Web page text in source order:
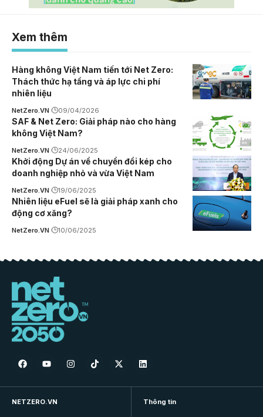
Xem thêm
Hàng không Việt Nam tiến tới Net Zero:
Thách thức hạ tầng và áp lực chi phí
nhiên liệu
NetZero.VN 09/04/2026
SAF & Net Zero: Giải pháp nào cho hàng
không Việt Nam?
NetZero.VN 24/06/2025
Khởi động Dự án về chuyển đổi kép cho
doanh nghiệp nhỏ và vừa Việt Nam
NetZero.VN 19/06/2025
Nhiên liệu eFuel sẽ là giải pháp xanh cho
động cơ xăng?
NetZero.VN 10/06/2025
NETZERO.VN Thông tin